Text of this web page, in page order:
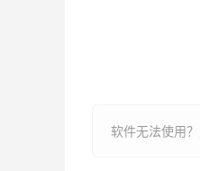
软件无法使用？